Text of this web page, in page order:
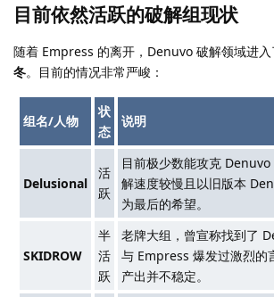
目前依然活跃的破解组现状
随着 Empress 的离开，Denuvo 破解领域进入
冬。目前的情况非常严峻：
组名/人物
状
态
说明
Delusional
活
跃
目前极少数能攻克
解速度较慢且以旧版本
为最后的希望。
SKIDROW
半
活
跃
老牌大组，曾宣称找到了
与 Empress 爆发过激烈的
产出并不稳定。